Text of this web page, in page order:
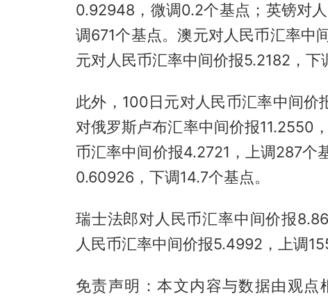
0.92948，微调0.2个基点；英镑对
调671个基点。澳元对人民币汇率中
元对人民币汇率中间价报5.2182，下
此外，100日元对人民币汇率中间
对俄罗斯卢布汇率中间价报11.2550
币汇率中间价报4.2721，上调287个
0.60926，下调14.7个基点。
瑞士法郎对人民币汇率中间价报
人民币汇率中间价报5.4992，上调
免责声明：本文内容与数据由观